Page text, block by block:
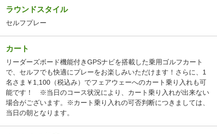
ラウンドスタイル
セルフプレー
カート
リーダーズボード機能付きGPSナビを搭載した乗用ゴルフカート
で、セルフでも快適にプレーをお楽しみいただけます！さらに、1
名さま￥1,100（税込み）でフェアウェーへのカート乗り入れも可
能です！ ※当日のコース状況により、カート乗り入れが出来ない
場合がございます。※カート乗り入れの可否判断につきましては、
当日の朝となります。